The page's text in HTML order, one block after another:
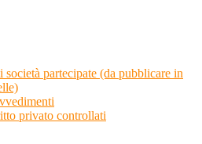
società partecipate (da pubblicare in
privato controllati